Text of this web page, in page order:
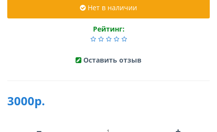
Нет в наличии
Рейтинг:
Оставить отзыв
3000р.